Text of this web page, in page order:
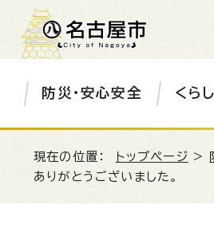
防災・安心安全 くら
現在の位置： トップページ >
ありがとうございました。